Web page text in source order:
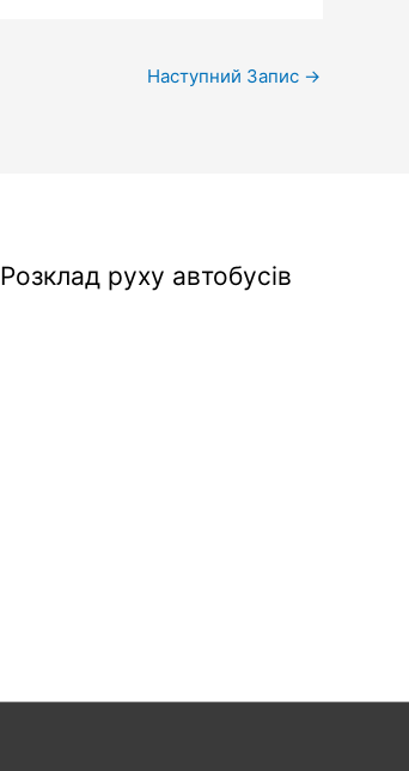
Наступний Запис →
Розклад руху автобусів